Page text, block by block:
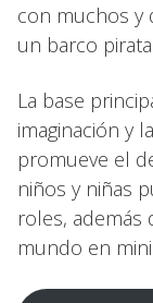
con muchos y
un barco
La base
imaginación y
promueve el
niños y niñas
roles, además
mundo en